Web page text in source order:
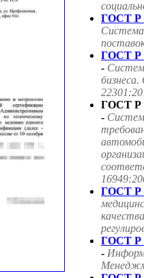
ГОСТ Р
ГОСТ Р
-
ГОСТ Р
-
ГОСТ Р
ГОСТ Р
-